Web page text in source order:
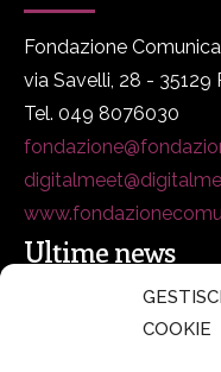
COOKIE
Fondazione Comunica
via Savelli, 28 - 35129
Tel. 049 8076030
Ultime news
secsolutionforum